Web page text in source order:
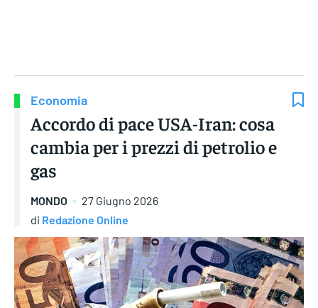
Economia
Accordo di pace USA-Iran: cosa
cambia per i prezzi di petrolio e
gas
MONDO
27 Giugno 2026
di Redazione Online